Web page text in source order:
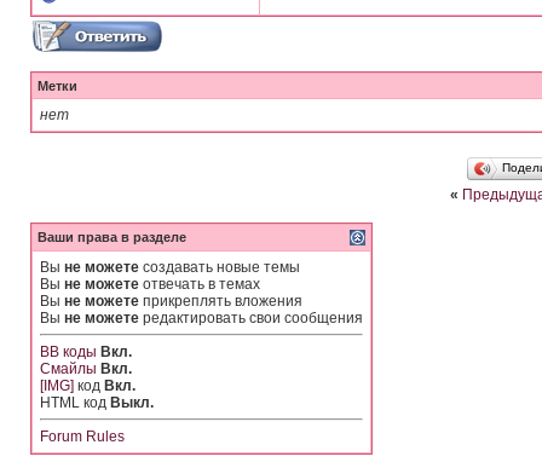
Метки
нет
«
Ваши права в разделе
Вы не можете создавать новые темы
Вы не можете отвечать в темах
Вы не можете прикреплять вложения
Вы не можете редактировать свои сообщения
BB коды Вкл.
Смайлы Вкл.
[IMG] код Вкл.
HTML код Выкл.
Forum Rules